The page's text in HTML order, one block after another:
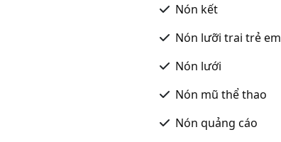
Nón kết
Nón lưỡi trai trẻ em
Nón lưới
Nón mũ thể thao
Nón quảng cáo